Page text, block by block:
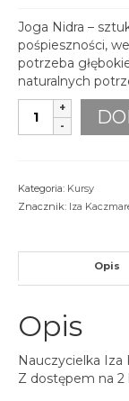
Joga Nidra –
pośpieszności,
potrzeba
naturalnych
Joga
YACEP
Kategoria: Kursy
Znacznik: Iza
Opis
Opis
Nauczycielka
Z dostępem na 2